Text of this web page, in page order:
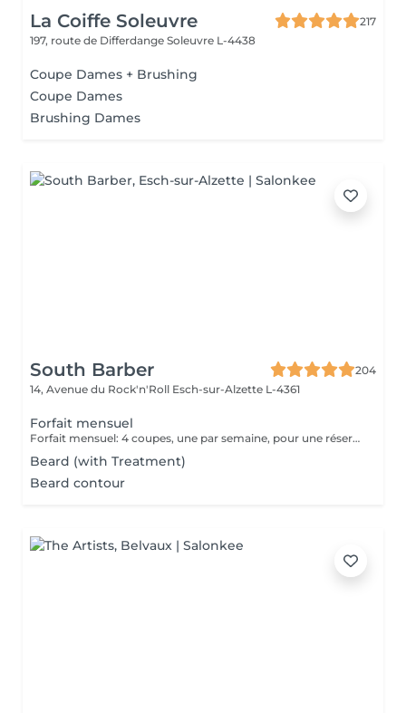
La Coiffe Soleuvre
217
197, route de Differdange Soleuvre L-4438
Coupe Dames + Brushing
Coupe Dames
Brushing Dames
South Barber
204
14, Avenue du Rock'n'Roll Esch-sur-Alzette L-4361
Forfait mensuel
Forfait mensuel: 4 coupes, une par semaine, pour une réservation ou un renseignement nous restons joignable sur notre numéro: 26 30 07 57 Ou sur place directement
Beard (with Treatment)
Beard contour